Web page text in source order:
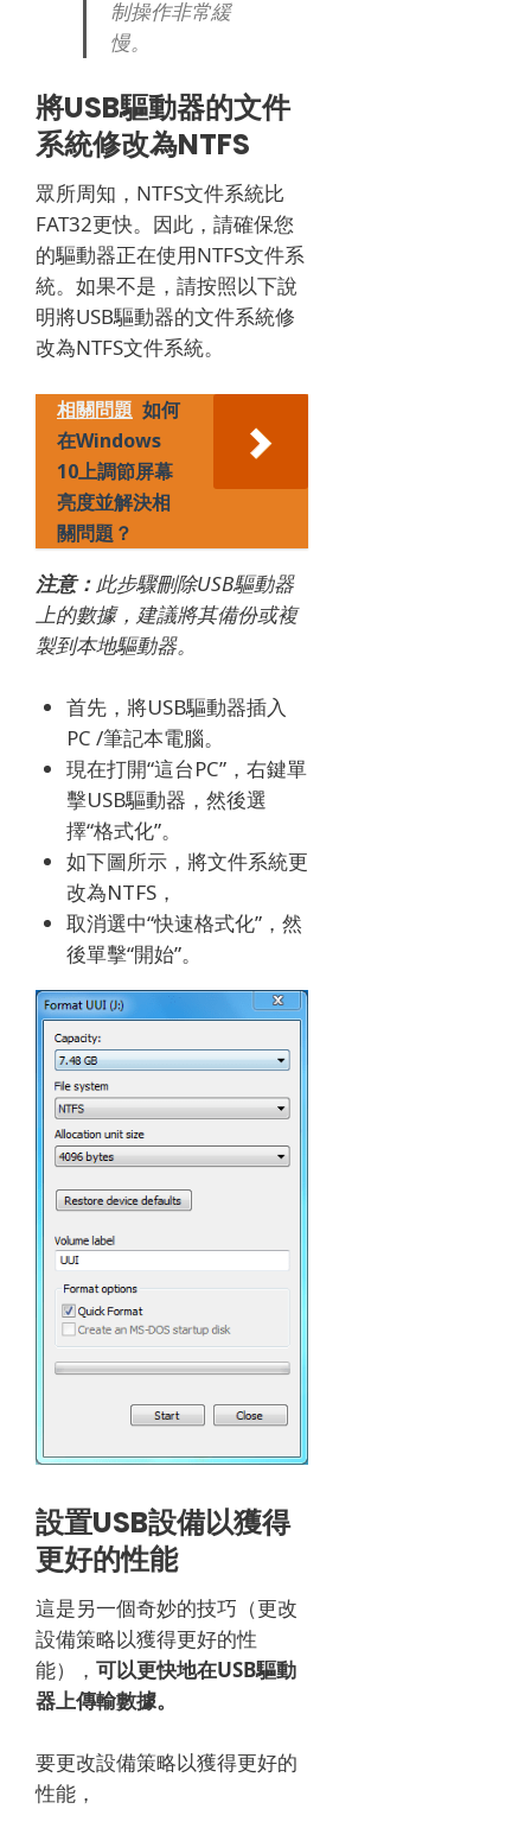
制操作非常緩
慢。
將USB驅動器的文件
系統修改為NTFS
眾所周知，NTFS文件系統比
FAT32更快。 因此，請確保您
的驅動器正在使用NTFS文件系
統。 如果不是，請按照以下說
明將USB驅動器的文件系統修
改為NTFS文件系統。
相關問題 如何
在Windows
10上調節屏幕
亮度並解決相
關問題？
注意： 此步驟刪除USB驅動器
上的數據，建議將其備份或複
製到本地驅動器。
首先，將USB驅動器插入
PC /筆記本電腦。
現在打開“這台PC”，右鍵單
擊USB驅動器，然後選
擇“格式化”。
如下圖所示，將文件系統更
改為NTFS，
取消選中“快速格式化”，然
後單擊“開始”。
設置USB設備以獲得
更好的性能
這是另一個奇妙的技巧（更改
設備策略以獲得更好的性
能）， 可以更快地在USB驅動
器上傳輸數據。
要更改設備策略以獲得更好的
性能，